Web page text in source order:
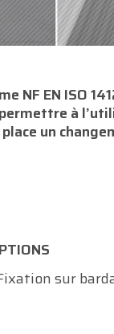
NF EN ISO
à
un
sur